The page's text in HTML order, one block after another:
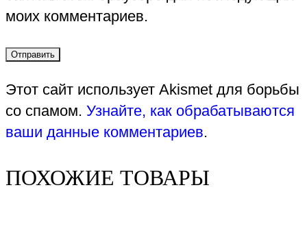
моих комментариев.
Этот сайт использует Akismet для борьбы
со спамом. Узнайте, как обрабатываются
ваши данные комментариев.
ПОХОЖИЕ ТОВАРЫ